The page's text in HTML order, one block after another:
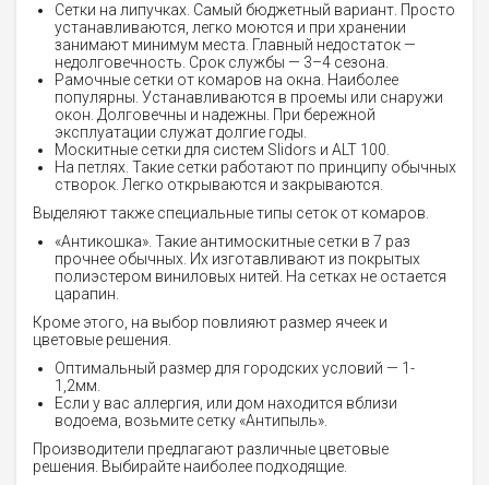
Сетки на липучках. Самый бюджетный вариант. Просто
устанавливаются, легко моются и при хранении
занимают минимум места. Главный недостаток —
недолговечность. Срок службы — 3–4 сезона.
Рамочные сетки от комаров на окна. Наиболее
популярны. Устанавливаются в проемы или снаружи
окон. Долговечны и надежны. При бережной
эксплуатации служат долгие годы.
Москитные сетки для систем Slidors и ALT 100.
На петлях. Такие сетки работают по принципу обычных
створок. Легко открываются и закрываются.
Выделяют также специальные типы сеток от комаров.
«Антикошка». Такие антимоскитные сетки в 7 раз
прочнее обычных. Их изготавливают из покрытых
полиэстером виниловых нитей. На сетках не остается
царапин.
Кроме этого, на выбор повлияют размер ячеек и
цветовые решения.
Оптимальный размер для городских условий — 1-
1,2мм.
Если у вас аллергия, или дом находится вблизи
водоема, возьмите сетку «Антипыль».
Производители предлагают различные цветовые
решения. Выбирайте наиболее подходящие.